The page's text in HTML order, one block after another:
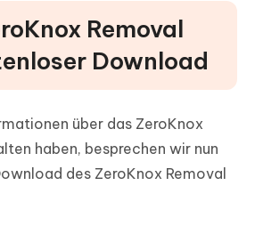
Removal
Download
über das ZeroKnox
haben, besprechen wir nun
des ZeroKnox Removal